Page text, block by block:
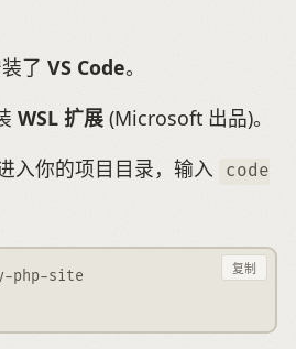
了 VS Code。
WSL 扩展(Microsoft 出品)。
入你的项目目录，输入
code
php-site
复制